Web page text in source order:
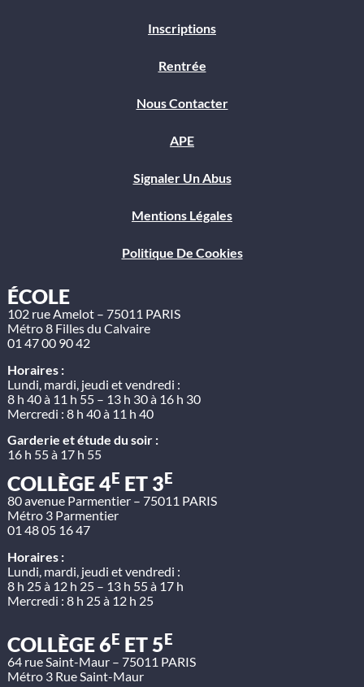
Inscriptions
Rentrée
Nous Contacter
APE
Signaler Un Abus
Mentions Légales
Politique De Cookies
ÉCOLE
102 rue Amelot – 75011 PARIS
Métro 8 Filles du Calvaire
01 47 00 90 42
Horaires :
Lundi, mardi, jeudi et vendredi :
8 h 40 à 11 h 55 – 13 h 30 à 16 h 30
Mercredi : 8 h 40 à 11 h 40
Garderie et étude du soir :
16 h 55 à 17 h 55
COLLÈGE 4E ET 3E
80 avenue Parmentier – 75011 PARIS
Métro 3 Parmentier
01 48 05 16 47
Horaires :
Lundi, mardi, jeudi et vendredi :
8 h 25 à 12 h 25 – 13 h 55 à 17 h
Mercredi : 8 h 25 à 12 h 25
COLLÈGE 6E ET 5E
64 rue Saint-Maur – 75011 PARIS
Métro 3 Rue Saint-Maur